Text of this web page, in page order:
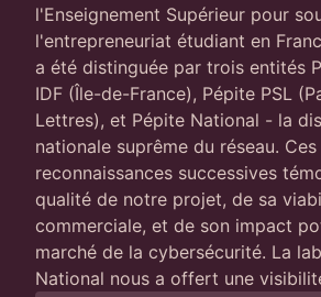
l'Enseignement Supérieur pour
l'entrepreneuriat étudiant en
a été distinguée par trois entités
IDF (Île-de-France), Pépite PSL
Lettres), et Pépite National - la
nationale suprême du réseau. Ces
reconnaissances successives
qualité de notre projet, de sa
commerciale, et de son impact
marché de la cybersécurité. La
National nous a offert une